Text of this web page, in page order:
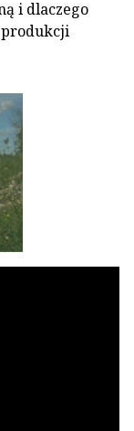
i dlaczego
produkcji